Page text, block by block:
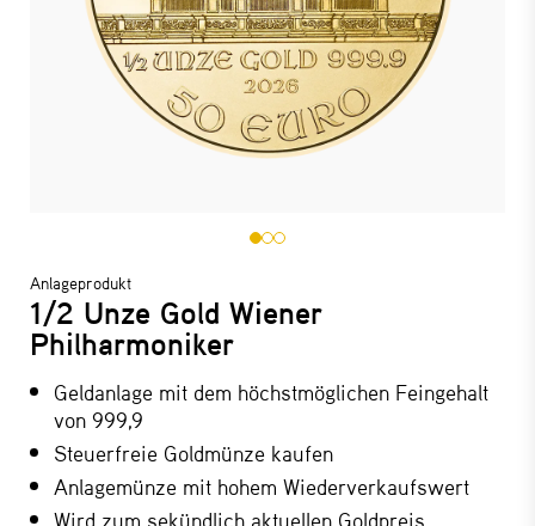
Anlageprodukt
1/2 Unze Gold Wiener
Philharmoniker
Geldanlage mit dem höchstmöglichen Feingehalt
von 999,9
Steuerfreie Goldmünze kaufen
Anlagemünze mit hohem Wiederverkaufswert
Wird zum sekündlich aktuellen Goldpreis